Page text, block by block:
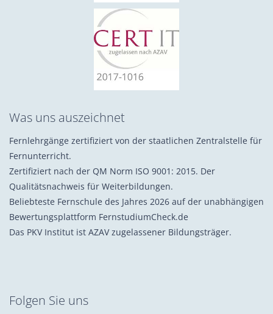
Was uns auszeichnet
Fernlehrgänge zertifiziert von der staatlichen Zentralstelle für
Fernunterricht.
Zertifiziert nach der QM Norm ISO 9001: 2015. Der
Qualitätsnachweis für Weiterbildungen.
Beliebteste Fernschule des Jahres 2026 auf der unabhängigen
Bewertungsplattform FernstudiumCheck.de
Das PKV Institut ist AZAV zugelassener Bildungsträger.
Folgen Sie uns